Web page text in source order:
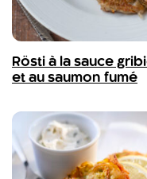
Rösti à la sauce
et au saumon fumé